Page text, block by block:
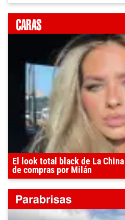
El look total black de La
de compras por Milán